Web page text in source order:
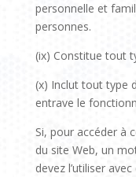
personnelle et
personnes.
(ix) Constitue tout
(x) Inclut tout type
entrave le
Si, pour accéder à
du site Web, un
devez l’utiliser